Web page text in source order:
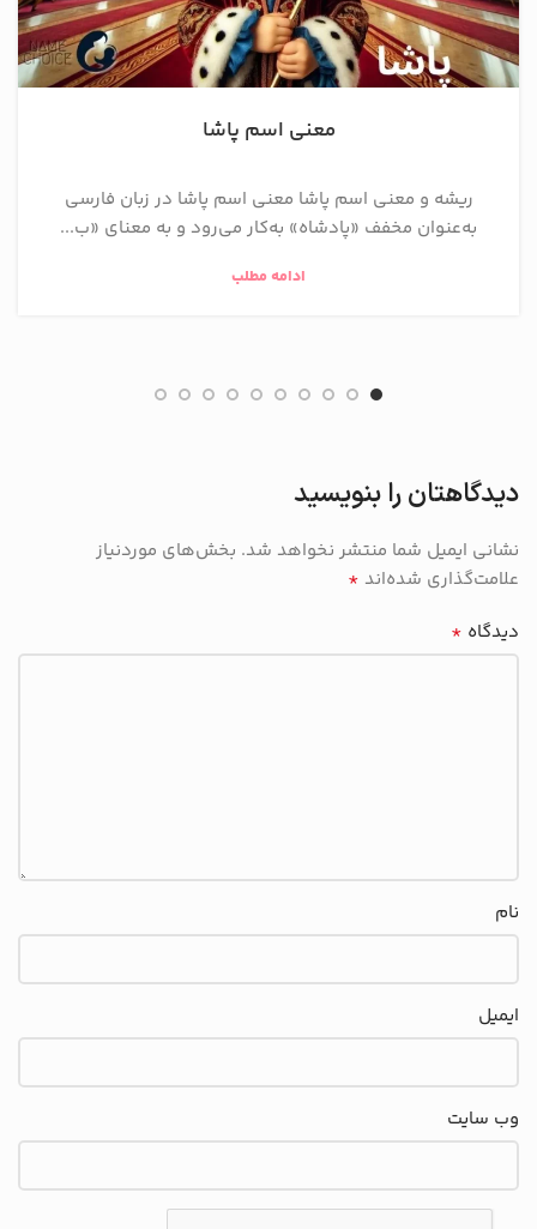
معنی اسم پاشا
ریشه و معنی اسم پاشا معنی اسم پاشا در زبان فارسی
به‌عنوان مخفف «پادشاه» به‌کار می‌رود و به معنای «ب...
ادامه مطلب
دیدگاهتان را بنویسید
نشانی ایمیل شما منتشر نخواهد شد. بخش‌های موردنیاز
علامت‌گذاری شده‌اند *
دیدگاه *
نام
ایمیل
وب‌ سایت